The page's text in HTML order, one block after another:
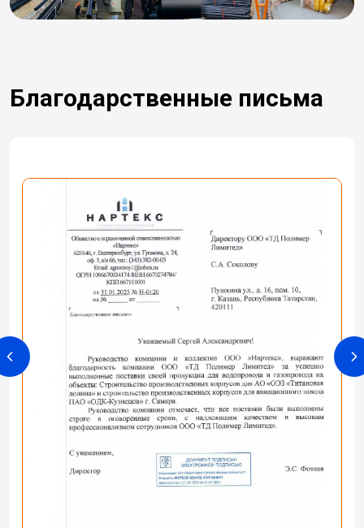
Благодарственные письма